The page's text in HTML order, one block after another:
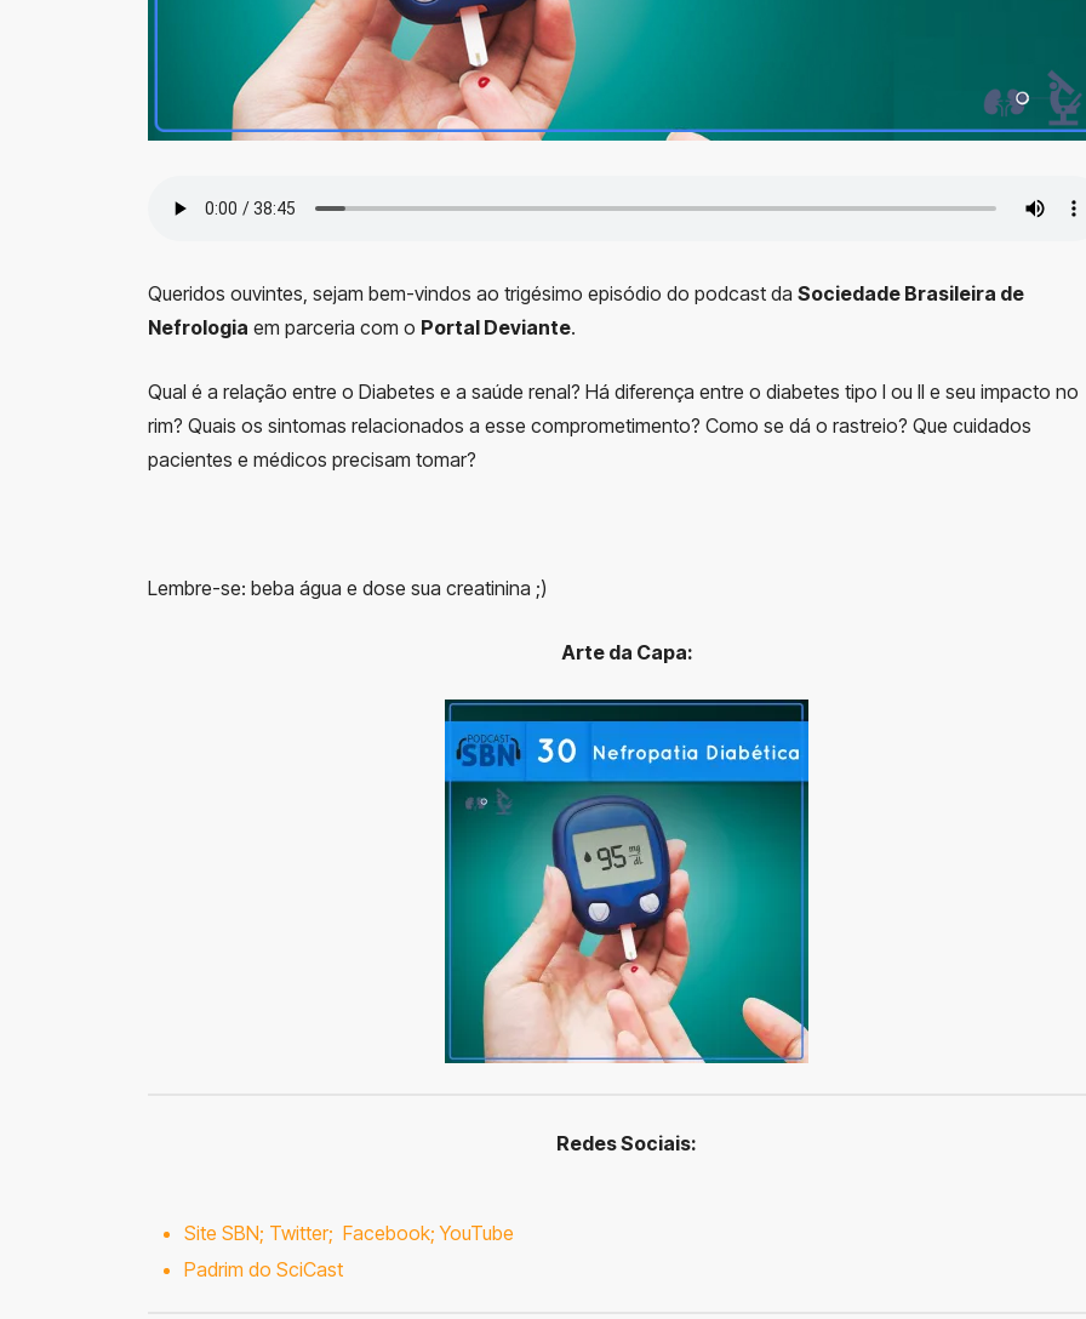
Queridos ouvintes, sejam bem-vindos ao trigésimo episódio do podcast da Sociedade Brasileira de
Nefrologia em parceria com o Portal Deviante.
Qual é a relação entre o Diabetes e a saúde renal? Há diferença entre o diabetes tipo I ou II e seu impacto no
rim? Quais os sintomas relacionados a esse comprometimento? Como se dá o rastreio? Que cuidados
pacientes e médicos precisam tomar?
Lembre-se: beba água e dose sua creatinina ;)
Arte da Capa:
Redes Sociais:
Site SBN; Twitter; Facebook; YouTube
Padrim do SciCast